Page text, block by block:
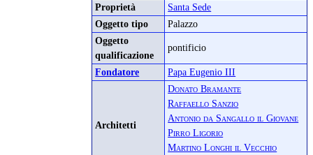
Proprietà
Santa Sede
Oggetto tipo
Palazzo
Oggetto
qualificazione
pontificio
Fondatore Papa Eugenio III
Architetti
Donato Bramante
Raffaello Sanzio
Antonio da Sangallo il Giovane
Pirro Ligorio
Martino Longhi il Vecchio